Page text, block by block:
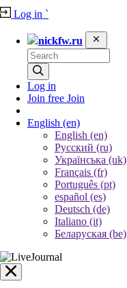
Log in `
nickfw.ru
Log in
Join free Join
English (en)
English (en)
Русский (ru)
Українська (uk)
Français (fr)
Português (pt)
español (es)
Deutsch (de)
Italiano (it)
Беларуская (be)